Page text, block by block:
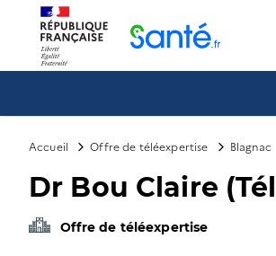
Accueil Offre de téléexpertise Blagnac
Dr Bou Claire
Offre de téléexpertise
Panneau de gestion des cookies